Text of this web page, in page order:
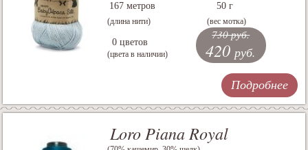
167 метров
(длина нити)
50 г
(вес мотка)
0 цветов
(цвета в наличии)
730 руб.
420 руб.
Подробнее
Loro Piana Royal